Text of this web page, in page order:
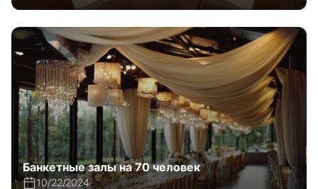
Банкетные залы на 70 человек
10/22/2024